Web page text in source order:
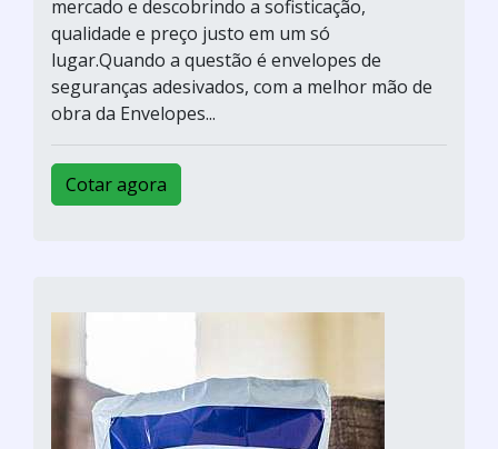
mercado e descobrindo a sofisticação,
qualidade e preço justo em um só
lugar.Quando a questão é envelopes de
seguranças adesivados, com a melhor mão de
obra da Envelopes...
Cotar agora